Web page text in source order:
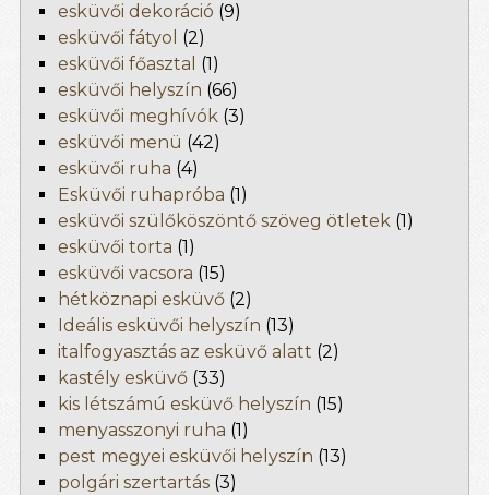
esküvői dekoráció (9)
esküvői fátyol (2)
esküvői főasztal (1)
esküvői helyszín (66)
esküvői meghívók (3)
esküvői menü (42)
esküvői ruha (4)
Esküvői ruhapróba (1)
esküvői szülőköszöntő szöveg ötletek (1)
esküvői torta (1)
esküvői vacsora (15)
hétköznapi esküvő (2)
Ideális esküvői helyszín (13)
italfogyasztás az esküvő alatt (2)
kastély esküvő (33)
kis létszámú esküvő helyszín (15)
menyasszonyi ruha (1)
pest megyei esküvői helyszín (13)
polgári szertartás (3)